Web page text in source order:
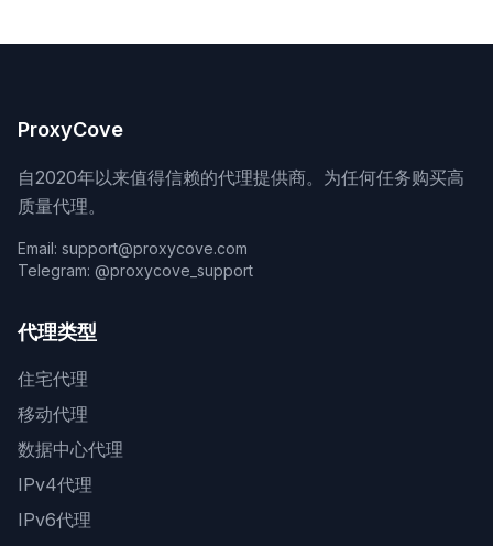
ProxyCove
自2020年以来值得信赖的代理提供商。为任何任务购买高
质量代理。
Email: support@proxycove.com
Telegram: @proxycove_support
代理类型
住宅代理
移动代理
数据中心代理
IPv4代理
IPv6代理